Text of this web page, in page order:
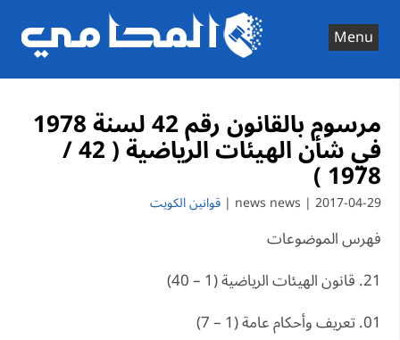
content
Menu
مرسوم بالقانون رقم 42 لسنة 1978
في شأن الهيئات الرياضية ( 42 /
1978 )
2017-04-29 | news news | قوانين الكويت
فهرس الموضوعات
21. قانون الهيئات الرياضية (1 – 40)
01. تعريف وأحكام عامة (1 – 7)